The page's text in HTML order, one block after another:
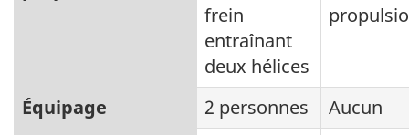
frein
entraînant
deux hélices
Équipage 2 personnes
Aucun